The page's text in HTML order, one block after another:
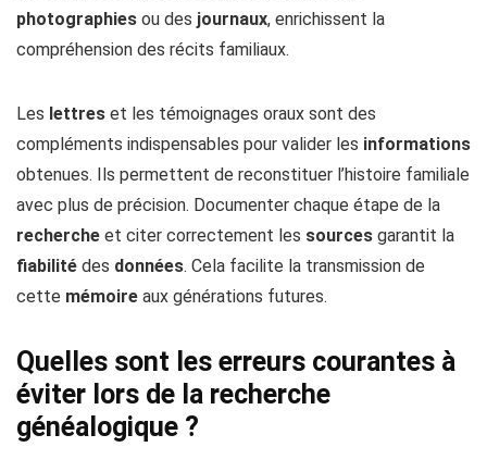
photographies ou des journaux, enrichissent la
compréhension des récits familiaux.
Les lettres et les témoignages oraux sont des
compléments indispensables pour valider les informations
obtenues. Ils permettent de reconstituer l’histoire familiale
avec plus de précision. Documenter chaque étape de la
recherche et citer correctement les sources garantit la
fiabilité des données. Cela facilite la transmission de
cette mémoire aux générations futures.
Quelles sont les erreurs courantes à
éviter lors de la recherche
généalogique ?